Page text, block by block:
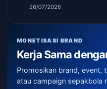
26/07/2026
MONETISASI BRAND
Kerja Sama
Promosikan brand, event,
atau campaign sepakbola